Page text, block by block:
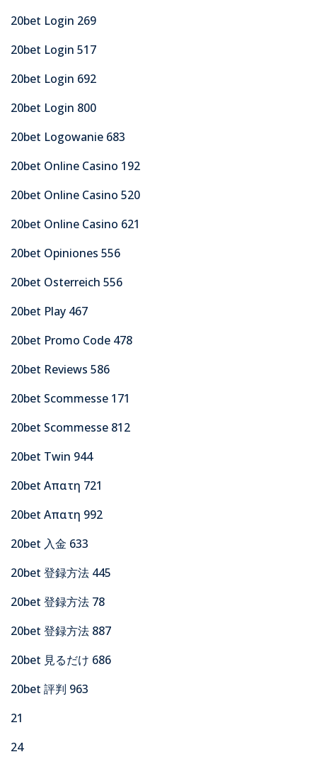
20bet Login 269
20bet Login 517
20bet Login 692
20bet Login 800
20bet Logowanie 683
20bet Online Casino 192
20bet Online Casino 520
20bet Online Casino 621
20bet Opiniones 556
20bet Osterreich 556
20bet Play 467
20bet Promo Code 478
20bet Reviews 586
20bet Scommesse 171
20bet Scommesse 812
20bet Twin 944
20bet Απατη 721
20bet Απατη 992
20bet 入金 633
20bet 登録方法 445
20bet 登録方法 78
20bet 登録方法 887
20bet 見るだけ 686
20bet 評判 963
21
24